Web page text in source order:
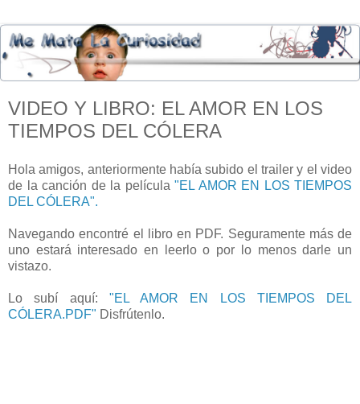
VIDEO Y LIBRO: EL AMOR EN LOS
TIEMPOS DEL CÓLERA
Hola amigos, anteriormente había subido el trailer y el video
de la canción de la película "EL AMOR EN LOS TIEMPOS
DEL CÓLERA".
Navegando encontré el libro en PDF. Seguramente más de
uno estará interesado en leerlo o por lo menos darle un
vistazo.
Lo subí aquí: "EL AMOR EN LOS TIEMPOS DEL
CÓLERA.PDF" Disfrútenlo.